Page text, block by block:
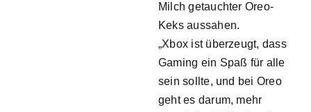
Milch getauchter Oreo-
Keks aussahen.
„Xbox ist überzeugt, dass
Gaming ein Spaß für alle
sein sollte, und bei Oreo
geht es darum, mehr